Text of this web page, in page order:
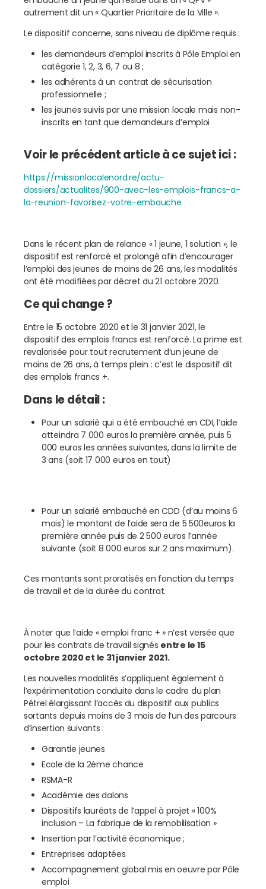
autrement dit un « Quartier Prioritaire de la Ville ».
Le dispositif concerne, sans niveau de diplôme requis :
les demandeurs d’emploi inscrits à Pôle Emploi en
catégorie 1, 2, 3, 6, 7 ou 8 ;
les adhérents à un contrat de sécurisation
professionnelle ;
les jeunes suivis par une mission locale mais non-
inscrits en tant que demandeurs d’emploi
Voir le précédent article à ce sujet ici :
https://missionlocalenord.re/actu-
dossiers/actualites/900-avec-les-emplois-francs-a-
la-reunion-favorisez-votre-embauche
Dans le récent plan de relance « 1 jeune, 1 solution », le
dispositif est renforcé et prolongé afin d’encourager
l’emploi des jeunes de moins de 26 ans, les modalités
ont été modifiées par décret du 21 octobre 2020.
Ce qui change ?
Entre le 15 octobre 2020 et le 31 janvier 2021, le
dispositif des emplois francs est renforcé. La prime est
revalorisée pour tout recrutement d’un jeune de
moins de 26 ans, à temps plein : c’est le dispositif dit
des emplois francs +.
Dans le détail :
Pour un salarié qui a été embauché en CDI, l’aide
atteindra 7 000 euros la première année, puis 5
000 euros les années suivantes, dans la limite de
3 ans (soit 17 000 euros en tout)
Pour un salarié embauché en CDD (d’au moins 6
mois) le montant de l’aide sera de 5 500euros la
première année puis de 2 500 euros l’année
suivante (soit 8 000 euros sur 2 ans maximum).
Ces montants sont proratisés en fonction du temps
de travail et de la durée du contrat.
Ànoter que l’aide « emploi franc + » n’est versée que
pour les contrats de travail signés entre le 15
octobre 2020 et le 31 janvier 2021.
Les nouvelles modalités s’appliquent également à
l’expérimentation conduite dans le cadre du plan
Pétrel élargissant l’accès du dispositif aux publics
sortants depuis moins de 3 mois de l’un des parcours
d’insertion suivants :
Garantie jeunes
Ecole de la 2ème chance
RSMA-R
Académie des dalons
Dispositifs lauréats de l’appel à projet « 100%
inclusion – La fabrique de la remobilisation »
Insertion par l’activité économique ;
Entreprises adaptées
Accompagnement global mis en oeuvre par Pôle
emploi